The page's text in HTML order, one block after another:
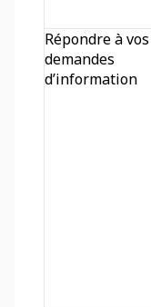
Répondre à vos
demandes
d’information